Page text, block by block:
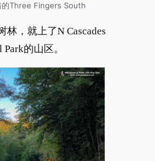
的Three Fingers South
林，就上了N Cascades
的山区。